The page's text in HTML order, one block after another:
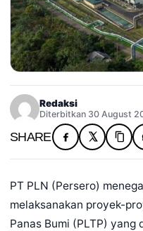
Redaksi
Diterbitkan 30 August
SHARE
PT PLN (Persero)
melaksanakan proyek-
Panas Bumi (PLTP)